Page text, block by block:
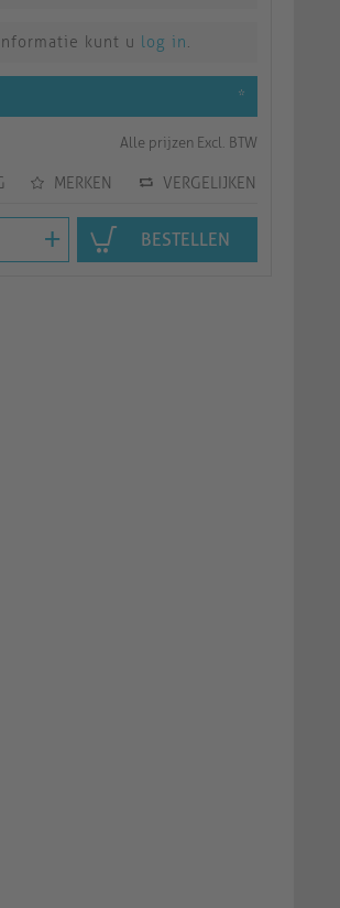
kunt u log in.
*
Alle prijzen Excl. BTW
MERKEN VERGELIJKEN
+ BESTELLEN